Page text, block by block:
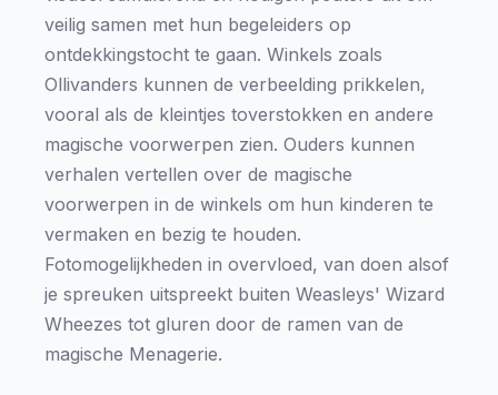
veilig samen met hun begeleiders op
ontdekkingstocht te gaan. Winkels zoals
Ollivanders kunnen de verbeelding prikkelen,
vooral als de kleintjes toverstokken en andere
magische voorwerpen zien. Ouders kunnen
verhalen vertellen over de magische
voorwerpen in de winkels om hun kinderen te
vermaken en bezig te houden.
Fotomogelijkheden in overvloed, van doen alsof
je spreuken uitspreekt buiten Weasleys' Wizard
Wheezes tot gluren door de ramen van de
magische Menagerie.